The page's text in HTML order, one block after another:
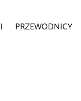
PRZEWODNICY